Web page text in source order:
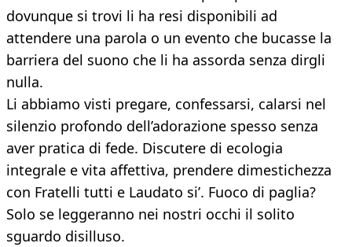
dovunque si trovi li ha resi disponibili ad
attendere una parola o un evento che bucasse la
barriera del suono che li ha assorda senza dirgli
nulla.
Li abbiamo visti pregare, confessarsi, calarsi nel
silenzio profondo dell’adorazione spesso senza
aver pratica di fede. Discutere di ecologia
integrale e vita affettiva, prendere dimestichezza
con Fratelli tutti e Laudato si’. Fuoco di paglia?
Solo se leggeranno nei nostri occhi il solito
sguardo disilluso.